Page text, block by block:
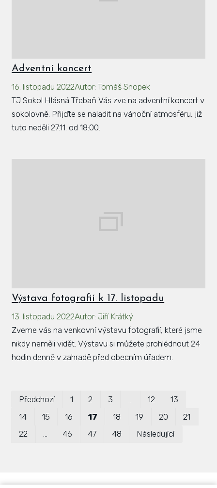
Adventní koncert
16. listopadu 2022Autor: Tomáš Snopek
TJ Sokol Hlásná Třebaň Vás zve na adventní koncert v
sokolovně. Přijďte se naladit na vánoční atmosféru, již
tuto neděli 27.11. od 18:00.
Výstava fotografií k 17. listopadu
13. listopadu 2022Autor: Jiří Krátký
Zveme vás na venkovní výstavu fotografií, které jsme
nikdy neměli vidět. Výstavu si můžete prohlédnout 24
hodin denně v zahradě před obecním úřadem.
Předchozí 1 2 3 12
13
14
15 16 17 18 19 20
21
22
… 46 47 48 Následující